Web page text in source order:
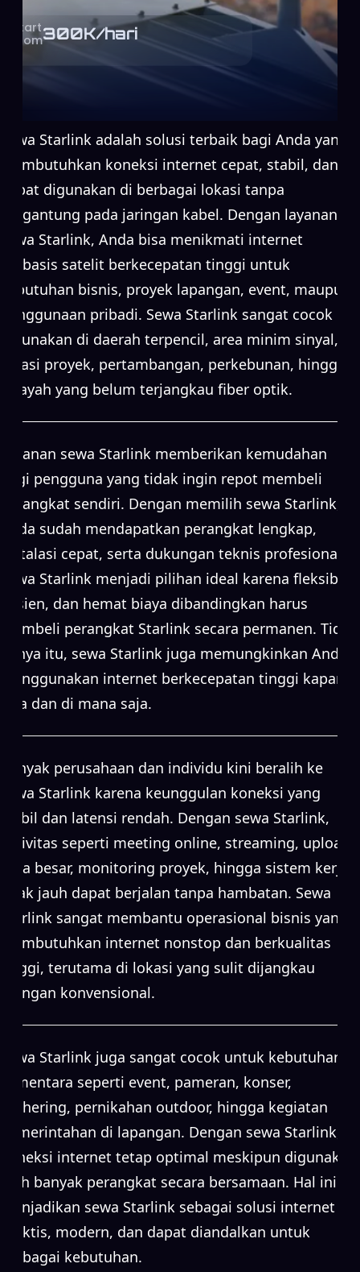
Start
From300K/hari
Sewa Starlink adalah solusi terbaik bagi Anda yang
membutuhkan koneksi internet cepat, stabil, dan
dapat digunakan di berbagai lokasi tanpa
bergantung pada jaringan kabel. Dengan layanan
sewa Starlink, Anda bisa menikmati internet
berbasis satelit berkecepatan tinggi untuk
kebutuhan bisnis, proyek lapangan, event, maupun
penggunaan pribadi. Sewa Starlink sangat cocok
digunakan di daerah terpencil, area minim sinyal,
lokasi proyek, pertambangan, perkebunan, hingga
wilayah yang belum terjangkau fiber optik.
Layanan sewa Starlink memberikan kemudahan
bagi pengguna yang tidak ingin repot membeli
perangkat sendiri. Dengan memilih sewa Starlink,
Anda sudah mendapatkan perangkat lengkap,
instalasi cepat, serta dukungan teknis profesional.
Sewa Starlink menjadi pilihan ideal karena fleksibel,
efisien, dan hemat biaya dibandingkan harus
membeli perangkat Starlink secara permanen. Tidak
hanya itu, sewa Starlink juga memungkinkan Anda
menggunakan internet berkecepatan tinggi kapan
saja dan di mana saja.
Banyak perusahaan dan individu kini beralih ke
sewa Starlink karena keunggulan koneksi yang
stabil dan latensi rendah. Dengan sewa Starlink,
aktivitas seperti meeting online, streaming, upload
data besar, monitoring proyek, hingga sistem kerja
jarak jauh dapat berjalan tanpa hambatan. Sewa
Starlink sangat membantu operasional bisnis yang
membutuhkan internet nonstop dan berkualitas
tinggi, terutama di lokasi yang sulit dijangkau
jaringan konvensional.
Sewa Starlink juga sangat cocok untuk kebutuhan
sementara seperti event, pameran, konser,
gathering, pernikahan outdoor, hingga kegiatan
pemerintahan di lapangan. Dengan sewa Starlink,
koneksi internet tetap optimal meskipun digunakan
oleh banyak perangkat secara bersamaan. Hal ini
menjadikan sewa Starlink sebagai solusi internet
praktis, modern, dan dapat diandalkan untuk
berbagai kebutuhan.